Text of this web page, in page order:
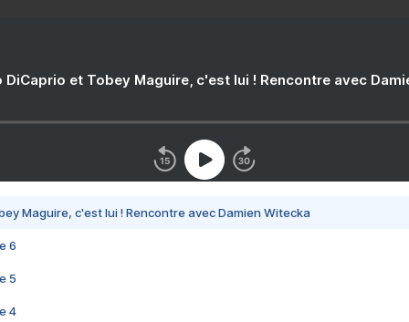
DiCaprio et Tobey Maguire, c'est lui ! Rencontre avec
Maguire, c'est lui ! Rencontre avec Damien Witecka
6
5
4